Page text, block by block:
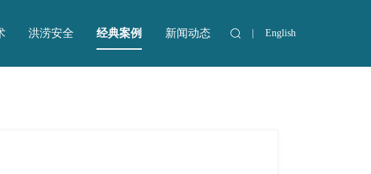
English
洪涝安全 经典案例 新闻动态